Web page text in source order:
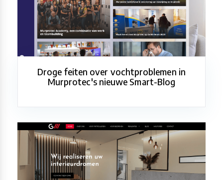
Droge feiten over vochtproblemen in
Murprotec's nieuwe Smart-Blog